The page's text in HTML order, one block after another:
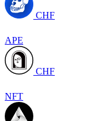
CHF
APE
CHF
NFT